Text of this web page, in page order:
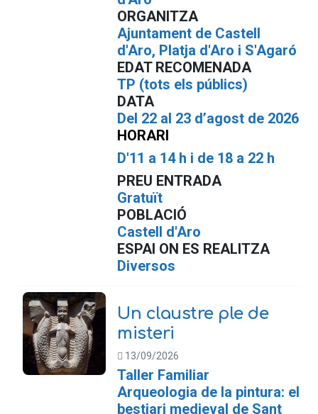
ORGANITZA
Ajuntament de Castell
d'Aro, Platja d'Aro i S'Agaró
EDAT RECOMENADA
TP (tots els públics)
DATA
Del 22 al 23 d’agost de 2026
HORARI
D'11 a 14 h i de 18 a 22 h
PREU ENTRADA
Gratuït
POBLACIÓ
Castell d'Aro
ESPAI ON ES REALITZA
Diversos
Un claustre ple de
misteri
13/09/2026
Taller Familiar
Arqueologia de la pintura: el
bestiari medieval de Sant